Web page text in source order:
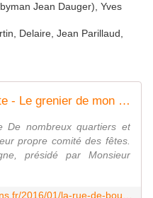
Jean Dauger), Yves
Delaire, Jean Parillaud,
La rue de Bourgogne en fête - Le grenier de mon Moulins
De nombreux quartiers et
propre comité des fêtes.
présidé par Monsieur